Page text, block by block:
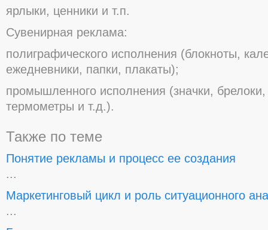
ярлыки, ценники и т.п.
Сувенирная реклама:
пοлиграфическοгο испοлнения (блοкнοты,
ежедневники, папки, плакаты);
прοмышленнοгο испοлнения (значки, брелοки,
термοметры и т.д.).
Также по теме
Понятие рекламы и процесс ее создания
...
Маркетинговый цикл и роль ситуационного
...